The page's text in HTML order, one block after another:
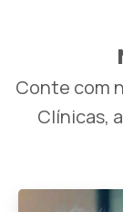
Conte com
Clínicas,